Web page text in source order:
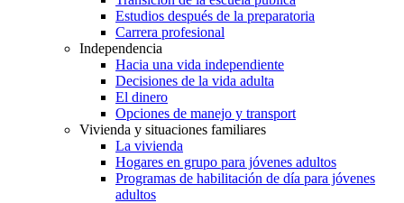
Estudios después de la preparatoria
Carrera profesional
Independencia
Hacia una vida independiente
Decisiones de la vida adulta
El dinero
Opciones de manejo y transport
Vivienda y situaciones familiares
La vivienda
Hogares en grupo para jóvenes adultos
Programas de habilitación de día para jóvenes
adultos